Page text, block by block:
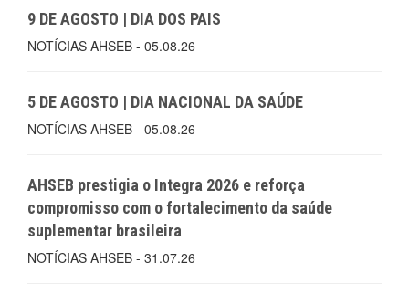
9 DE AGOSTO | DIA DOS PAIS
NOTÍCIAS AHSEB - 05.08.26
5 DE AGOSTO | DIA NACIONAL DA SAÚDE
NOTÍCIAS AHSEB - 05.08.26
AHSEB prestigia o Integra 2026 e reforça
compromisso com o fortalecimento da saúde
suplementar brasileira
NOTÍCIAS AHSEB - 31.07.26